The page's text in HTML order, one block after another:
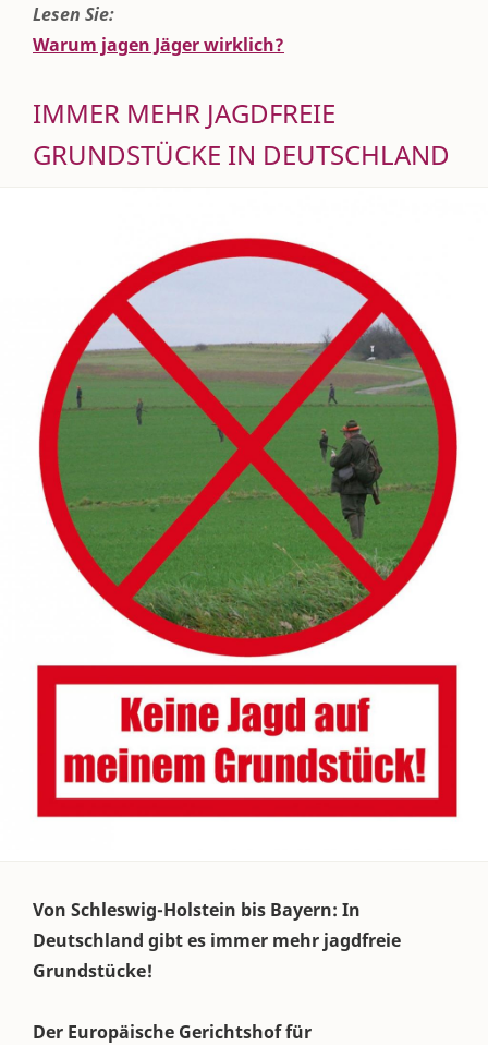
Lesen Sie:
Warum jagen Jäger wirklich?
IMMER MEHR JAGDFREIE
GRUNDSTÜCKE IN DEUTSCHLAND
Von Schleswig-Holstein bis Bayern: In
Deutschland gibt es immer mehr jagdfreie
Grundstücke!
Der Europäische Gerichtshof für